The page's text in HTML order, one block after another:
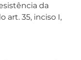
da
art. 35, inciso I,